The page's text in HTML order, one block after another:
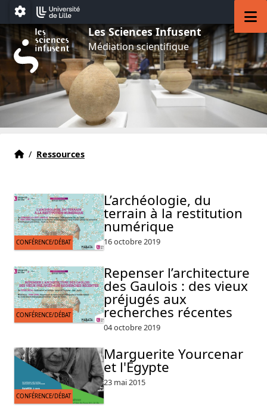
Aller au menu
Aller au contenu
Aller au pied de page
Paramétrage
Les Sciences Infusent
Médiation scientifique
Accueil
Accueil
/ Ressources
CONFÉRENCE/DÉBAT
L’archéologie, du
terrain à la restitution
numérique
16 octobre 2019
CONFÉRENCE/DÉBAT
Repenser l’architecture
des Gaulois : des vieux
préjugés aux
recherches récentes
04 octobre 2019
CONFÉRENCE/DÉBAT
Marguerite Yourcenar
et l'Égypte
23 mai 2015